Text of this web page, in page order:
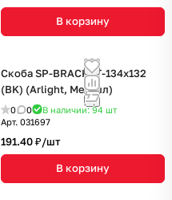
В корзину
Скоба SP-BRACKET-134x132
(BK) (Arlight, Металл)
0 0 В наличии: 94 шт
Арт. 031697
191.40 ₽/шт
В корзину